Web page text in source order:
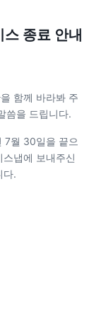
종료 안내
함께 바라봐 주
씀을 드립니다.
7월 30일을 끝으
냅에 보내주신
다.